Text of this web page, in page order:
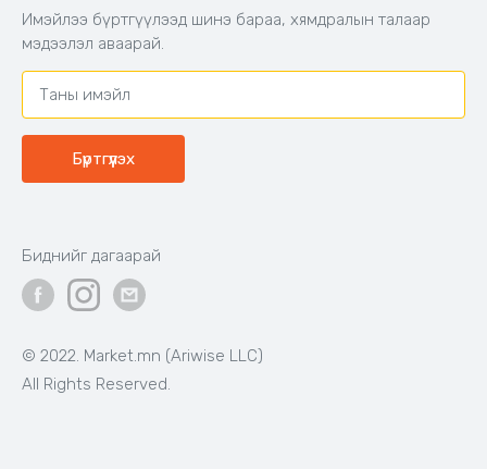
Хамтран ажиллах
Холбоо барих
Имэйлээ бүртгүүлээд шинэ бараа, хямдралын талаар
мэдээлэл аваарай.
Бүртгүүлэх
© 2022. Market.mn (Ariwise LLC)
All Rights Reserved.
Биднийг дагаарай